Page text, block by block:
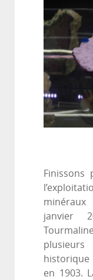
Finissons
janvier
historique
en 1903.